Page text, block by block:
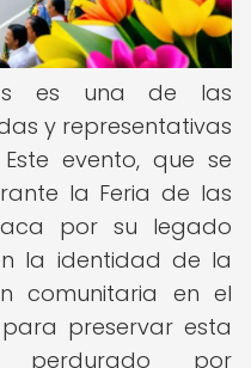
es una de las
y representativas
evento, que se
la Feria de las
por su legado
la identidad de la
comunitaria en el
preservar esta
por